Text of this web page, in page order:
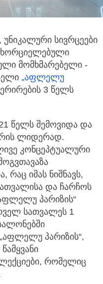
სივრცეები
მომხმარებელი -
„აფლელუ
3 წელს
წელს შემოვიდა და
ლიდერად.
კონცეპტუალური
რაც იმას ნიშნავს,
და ჩარჩოს
პარიზის“
სათვალეს 1
პარიზის“,
რომელიც